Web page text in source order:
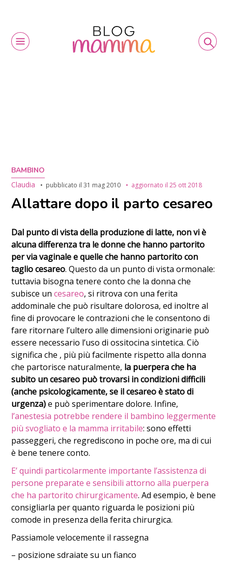
BAMBINO
Claudia
pubblicato il31 mag 2010 aggiornato il25 ott 2018
Allattare dopo il parto cesareo
Dal punto di vista della produzione di latte, non vi è
alcuna differenza tra le donne che hanno partorito
per via vaginale e quelle che hanno partorito con
taglio cesareo. Questo da un punto di vista ormonale:
tuttavia bisogna tenere conto che la donna che
subisce uncesareo, si ritrova con una ferita
addominale che può risultare dolorosa, ed inoltre al
fine di provocare le contrazioni che le consentono di
fare ritornare l’ultero alle dimensioni originarie può
essere necessario l’uso di ossitocina sintetica. Ciò
significa che , più più facilmente rispetto alla donna
che partorisce naturalmente, la puerpera che ha
subito un cesareo può trovarsi in condizioni difficili
(anche psicologicamente, se il cesareo è stato di
urgenza)e può sperimentare dolore. Infine,
l’anestesia potrebbe rendere il bambino leggermente
più svogliato e la mamma irritabile: sono effetti
passeggeri, che regrediscono in poche ore, ma di cui
è bene tenere conto.
E’ quindi particolarmente importante l’assistenza di
persone preparate e sensibili attorno alla puerpera
che ha partorito chirurgicamente. Ad esempio, è bene
consigliarla per quanto riguarda le posizioni più
comode in presenza della ferita chirurgica.
Passiamole velocemente il rassegna
– posizione sdraiate su un fianco